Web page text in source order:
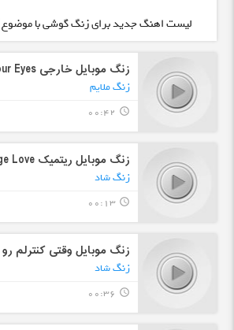
لیست اهنگ جدید برای زنگ گوشی با موضوع
زنگ موبایل خارجی Lost In Your Eyes
زنگ ملایم
query_builder
00:42
زنگ موبایل ریتمیک Savage Love معروف
زنگ شاد
query_builder
00:13
زنگ موبایل وقتی کنترلم
زنگ شاد
query_builder
00:36